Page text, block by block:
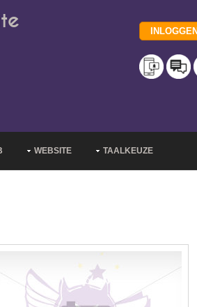
WEBSITE TAALKEUZE